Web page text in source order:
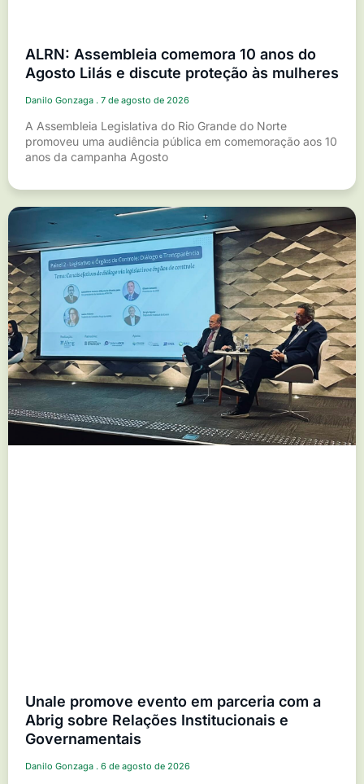
ALRN: Assembleia comemora 10 anos do
Agosto Lilás e discute proteção às mulheres
Danilo Gonzaga 7 de agosto de 2026
A Assembleia Legislativa do Rio Grande do Norte
promoveu uma audiência pública em comemoração aos 10
anos da campanha Agosto
Unale promove evento em parceria com a
Abrig sobre Relações Institucionais e
Governamentais
Danilo Gonzaga 6 de agosto de 2026